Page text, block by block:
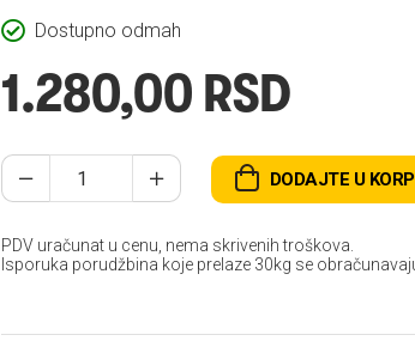
Dostupno odmah
1.280,00 RSD
DODAJTE U
PDV uračunat u cenu, nema skrivenih troškova.
Isporuka porudžbina koje prelaze 30kg se